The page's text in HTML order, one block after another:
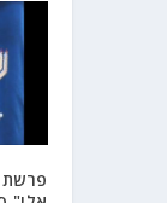
פרשת